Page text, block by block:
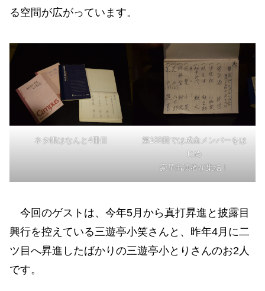
る空間が広がっています。
ネタ帳はなんと4冊目
第100回では成金メンバーをは
じめ
豪華出演者が集結！
今回のゲストは、今年5月から真打昇進と披露目
興行を控えている三遊亭小笑さんと、昨年4月に二
ツ目へ昇進したばかりの三遊亭小とりさんのお2人
です。